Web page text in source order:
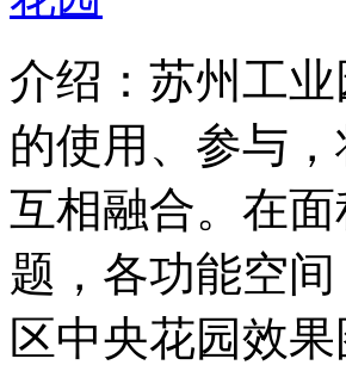
介绍：苏州工
的使用、参与
互相融合。在
题，各功能空
区中央花园效